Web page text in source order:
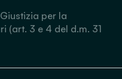
per la
(art. 3 e 4 del d.m. 31